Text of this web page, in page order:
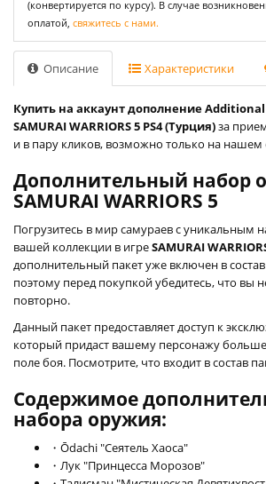
(конвертируется по курсу). В случае
оплатой, свяжитесь с нами.
Описание Характеристики
Купить на аккаунт дополнение Additional
SAMURAI WARRIORS 5 PS4 (Турция)за
и в пару кликов, возможно только на нашем
Дополнительный набор
SAMURAI WARRIORS 5
Погрузитесь в мир самураев с уникальным
вашей коллекции в игреSAMURAI
дополнительный пакет уже включен в состав
поэтому перед покупкой убедитесь, что вы
повторно.
Данный пакет предоставляет доступ к
который придаст вашему персонажу
поле боя. Посмотрите, что входит в состав
Содержимое
набора оружия:
・Ōdachi "Сеятель Хаоса"
・Лук "Принцесса Морозов"